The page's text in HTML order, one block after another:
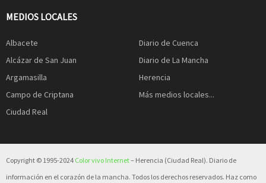
MEDIOS LOCALES
Albacete
Alcázar de San Juan
Argamasilla
Campo de Criptana
Ciudad Real
Diario de Cuenca
Diario de La Mancha
Herencia
Más medios locales...
Copyright © 1995-2024 Color vivo Internet– Herencia (Ciudad Real). Diario de
información en el corazón de la mancha. Todos los derechos reservados. Haz como